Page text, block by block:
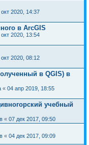
2020, 14:37
в ArcGIS
2020, 13:54
2020, 08:12
в QGIS) в
« 04 апр 2019, 18:55
учебный
« 07 дек 2017, 09:50
« 04 дек 2017, 09:09